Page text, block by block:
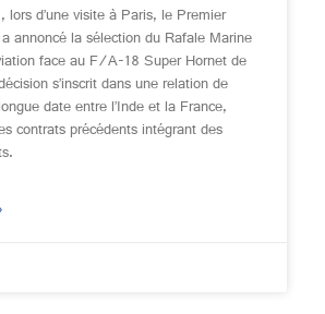
d’une visite à Paris, le Premier
annoncé la sélection du Rafale Marine
face au F/A-18 Super Hornet de
s’inscrit dans une relation de
date entre l’Inde et la France,
contrats précédents intégrant des